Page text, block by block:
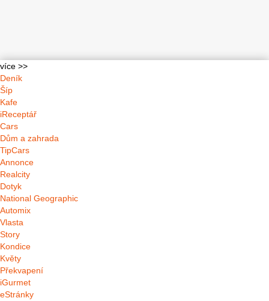
více >>
Deník
Šíp
Kafe
iReceptář
Cars
Dům a zahrada
TipCars
Annonce
Realcity
Dotyk
National Geographic
Automix
Vlasta
Story
Kondice
Květy
Překvapení
iGurmet
eStránky